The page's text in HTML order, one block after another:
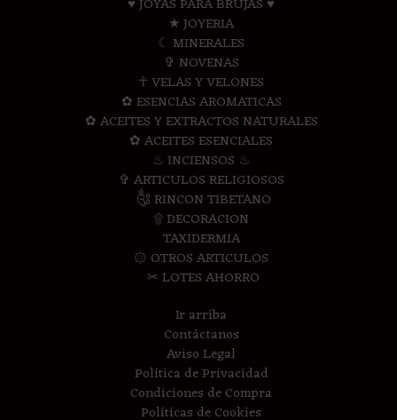
★ JOYERIA
☾ MINERALES
✞ NOVENAS
☥ VELAS Y VELONES
✿ ESENCIAS AROMATICAS
✿ ACEITES Y EXTRACTOS NATURALES
✿ ACEITES ESENCIALES
♨ INCIENSOS ♨
✞ ARTICULOS RELIGIOSOS
༃ RINCON TIBETANO
۩ DECORACION
TAXIDERMIA
۞ OTROS ARTICULOS
✂ LOTES AHORRO
Ir arriba
Contáctanos
Aviso Legal
Política de Privacidad
Condiciones de Compra
Políticas de Cookies